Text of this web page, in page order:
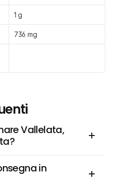
1 g
736 mg
Vallelata,
in